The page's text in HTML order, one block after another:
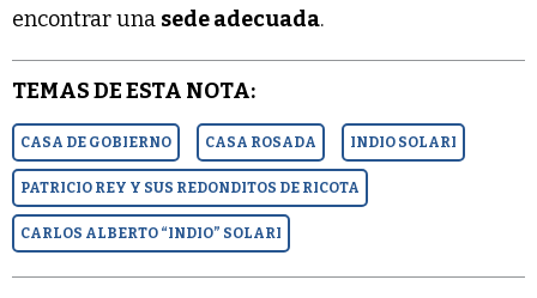
encontrar una sede adecuada.
TEMAS DE ESTA NOTA:
CASA DE GOBIERNO CASA ROSADA INDIO SOLARI
PATRICIO REY Y SUS REDONDITOS DE RICOTA
CARLOS ALBERTO “INDIO” SOLARI